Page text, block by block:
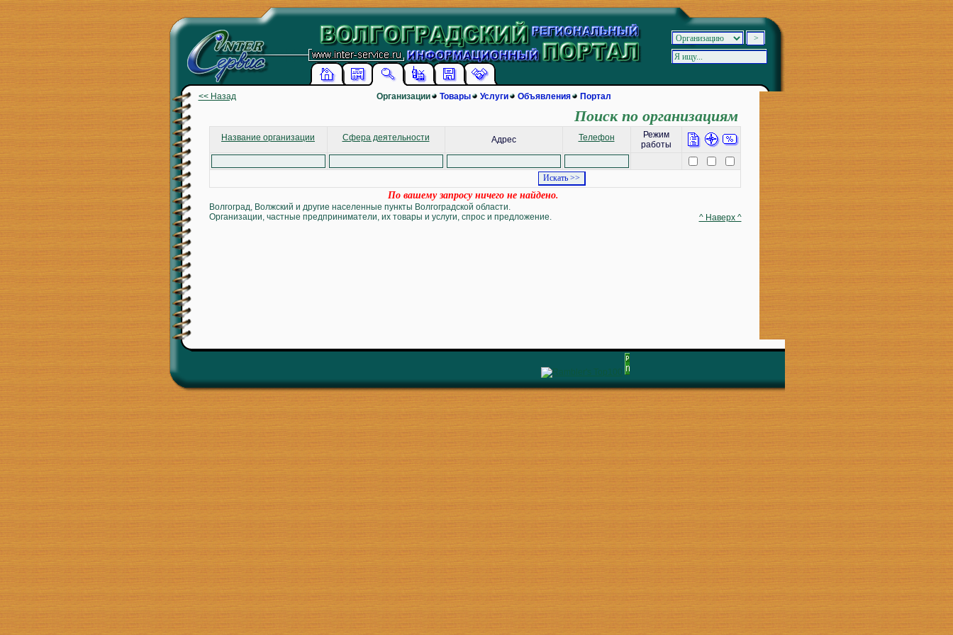
<< Назад Организации Товары Услуги Объявления Портал
Поиск по организациям
Название организации Сфера деятельности Адрес Телефон
Режим
работы
По вашему запросу ничего не найдено.
Волгоград, Волжский и другие населенные пункты Волгоградской области.
Организации, частные предприниматели, их товары и услуги, спрос и предложение.
^ Наверх ^